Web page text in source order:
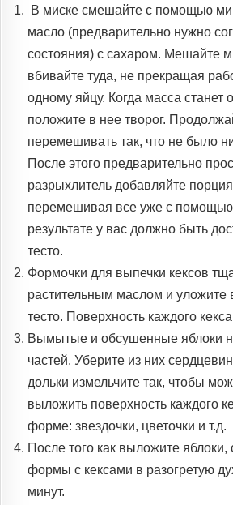
В миске смешайте с помощью
масло (предварительно нужно
состояния) с сахаром. Мешайте
вбивайте туда, не прекращая
одному яйцу. Когда масса станет
положите в нее творог.
перемешивать так, что не было
После этого предварительно
разрыхлитель добавляйте
перемешивая все уже с помощью
результате у вас должно быть
тесто.
Формочки для выпечки кексов
растительным маслом и уложите
тесто. Поверхность каждого
Вымытые и обсушенные яблоки
частей. Уберите из них
дольки измельчите так, чтобы
выложить поверхность каждого
форме: звездочки, цветочки и т.д.
После того как выложите яблоки,
формы с кексами в разогретую
минут.